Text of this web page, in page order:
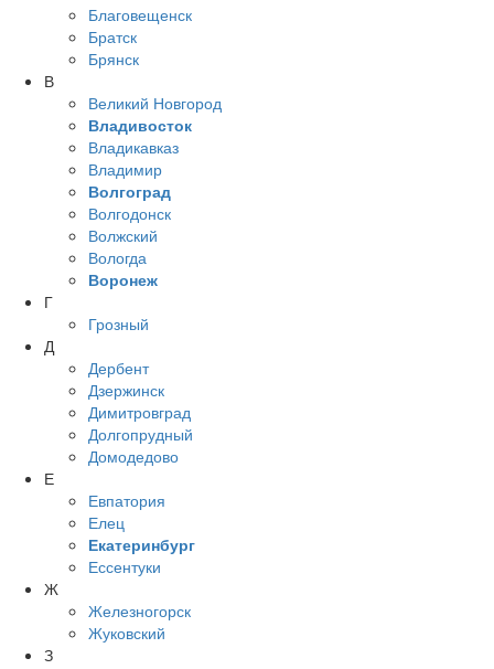
Благовещенск
Братск
Брянск
В
Великий Новгород
Владивосток
Владикавказ
Владимир
Волгоград
Волгодонск
Волжский
Вологда
Воронеж
Г
Грозный
Д
Дербент
Дзержинск
Димитровград
Долгопрудный
Домодедово
Е
Евпатория
Елец
Екатеринбург
Ессентуки
Ж
Железногорск
Жуковский
З